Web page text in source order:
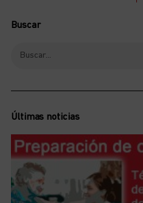
Buscar
Últimas noticias